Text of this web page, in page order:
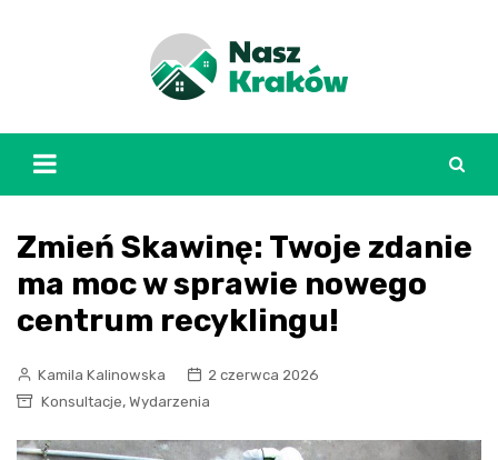
Zmień Skawinę: Twoje zdanie
ma moc w sprawie nowego
centrum recyklingu!
Kamila Kalinowska
2 czerwca 2026
Konsultacje, Wydarzenia